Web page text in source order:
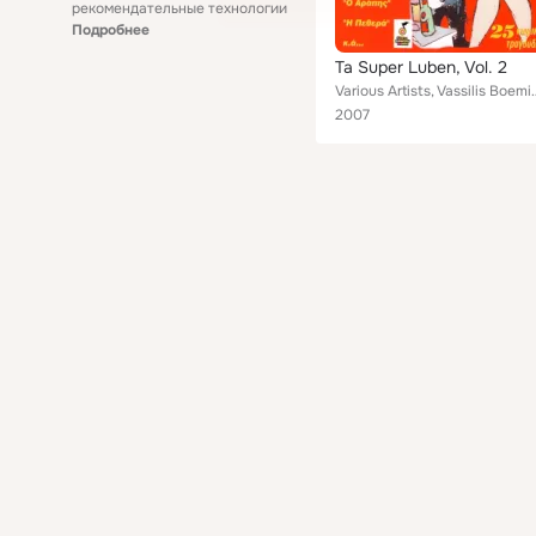
рекомендательные технологии
Подробнее
Ta Super Luben, Vol. 2
Various Artists, Vassilis Boemis, Dimos
2007